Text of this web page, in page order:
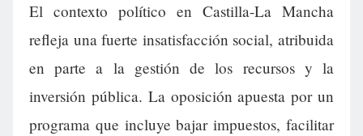
El contexto político en Castilla-La Mancha
refleja una fuerte insatisfacción social, atribuida
en parte a la gestión de los recursos y la
inversión pública. La oposición apuesta por un
programa que incluye bajar impuestos, facilitar